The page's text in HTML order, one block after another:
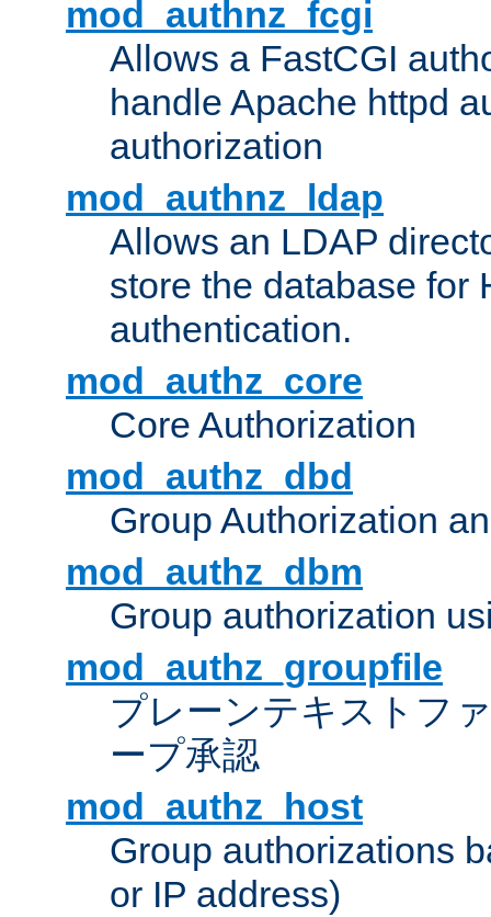
mod_authnz_fcgi
Allows a FastCGI
handle Apache httpd
authorization
mod_authnz_ldap
Allows an LDAP
store the database for
authentication.
mod_authz_core
Core Authorization
mod_authz_dbd
Group Authorization
mod_authz_dbm
Group authorization
mod_authz_groupfile
プレーンテキストフ
ープ承認
mod_authz_host
Group authorizations
or IP address)